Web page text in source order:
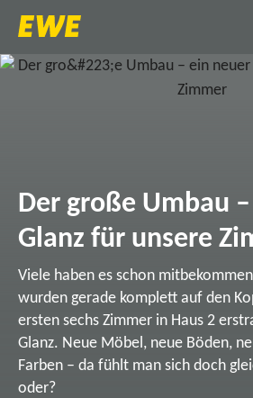
Der große Umbau
Glanz für unsere
Viele haben es schon
wurden gerade komplett auf den
ersten sechs Zimmer in Haus 2
Glanz. Neue Möbel, neue Böden,
Farben – da fühlt man sich doch
oder?